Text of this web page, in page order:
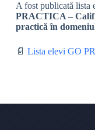
A fost publicată lista
PRACTICA –
practică în
📄 Lista elevi GO